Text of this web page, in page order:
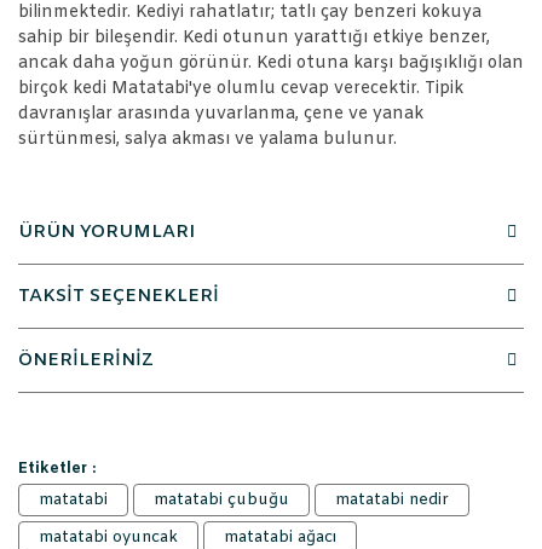
bilinmektedir. Kediyi rahatlatır; tatlı çay benzeri kokuya
sahip bir bileşendir. Kedi otunun yarattığı etkiye benzer,
ancak daha yoğun görünür. Kedi otuna karşı bağışıklığı olan
birçok kedi Matatabi'ye olumlu cevap verecektir. Tipik
davranışlar arasında yuvarlanma, çene ve yanak
sürtünmesi, salya akması ve yalama bulunur.
ÜRÜN YORUMLARI
TAKSİT SEÇENEKLERİ
ÖNERİLERİNİZ
Etiketler :
matatabi
matatabi çubuğu
matatabi nedir
matatabi oyuncak
matatabi ağacı